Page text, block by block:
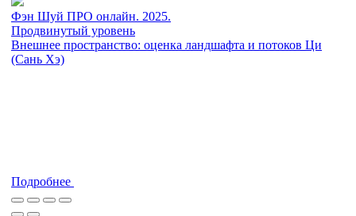
Фэн Шуй ПРО онлайн. 2025.
Продвинутый уровень
Внешнее пространство: оценка ландшафта и потоков Ци
(Сань Хэ)
Подробнее